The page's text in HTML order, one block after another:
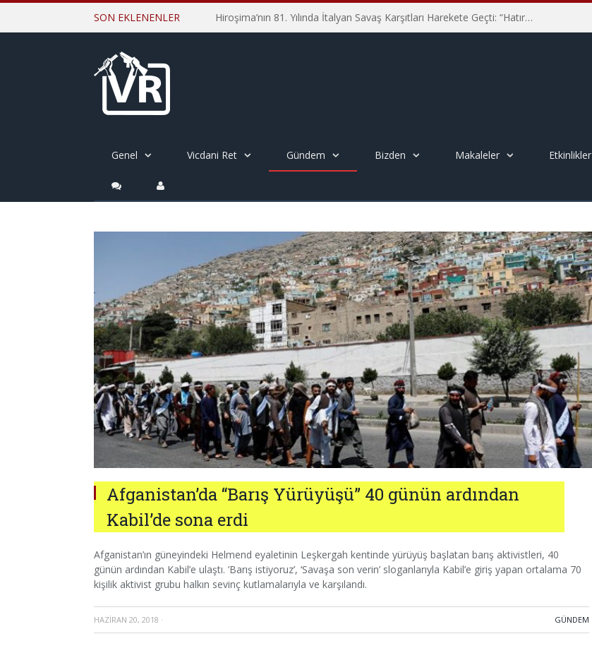
SON EKLENENLER Hiroşima’nın 81. Yılında İtalyan Savaş Karşıtları Harekete Geçti: “Hatırlamak yeterli değil”
Genel Vicdani Ret Gündem Bizden Makaleler Etkinlikler
Afganistan’da “Barış Yürüyüşü” 40 günün ardından
Kabil’de sona erdi
Afganistan’ın güneyindeki Helmend eyaletinin Leşkergah kentinde yürüyüş başlatan barış aktivistleri, 40
günün ardından Kabil’e ulaştı. ’Barış istiyoruz’, ‘Savaşa son verin’ sloganlarıyla Kabil’e giriş yapan ortalama 70
kişilik aktivist grubu halkın sevinç kutlamalarıyla ve karşılandı.
HAZIRAN 20, 2018 · GÜNDEM